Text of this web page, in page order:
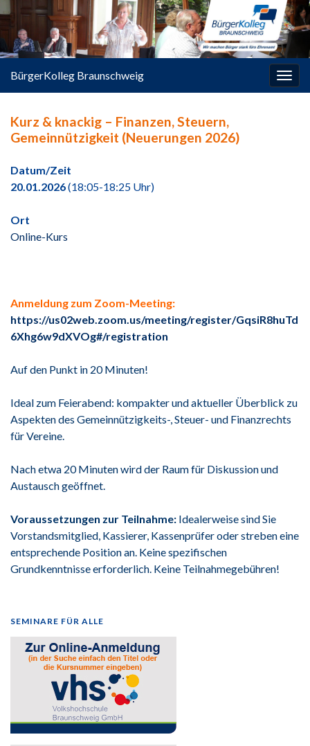
springen
BürgerKolleg Braunschweig
Kurz & knackig – Finanzen, Steuern,
Gemeinnützigkeit (Neuerungen 2026)
Datum/Zeit
20.01.2026(18:05-18:25 Uhr)
Ort
Online-Kurs
Anmeldung zum Zoom-Meeting:
https://us02web.zoom.us/meeting/register/GqsiR8huTd
6Xhg6w9dXVOg#/registration
Auf den Punkt in 20 Minuten!
Ideal zum Feierabend: kompakter und aktueller Überblick zu
Aspekten des Gemeinnützigkeits-, Steuer- und Finanzrechts
für Vereine.
Nach etwa 20 Minuten wird der Raum für Diskussion und
Austausch geöffnet.
Voraussetzungen zur Teilnahme: Idealerweise sind Sie
Vorstandsmitglied, Kassierer, Kassenprüfer oder streben eine
entsprechende Position an. Keine spezifischen
Grundkenntnisse erforderlich. Keine Teilnahmegebühren!
SEMINARE FÜR ALLE